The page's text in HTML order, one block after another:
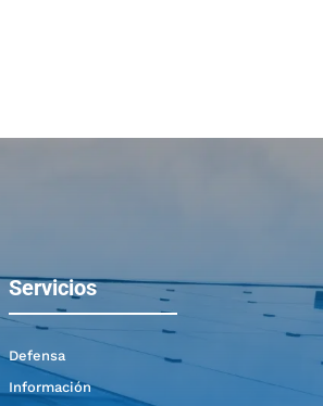
Servicios
Defensa
Información